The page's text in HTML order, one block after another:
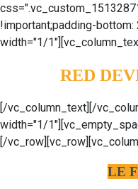
!important;padding-bottom:
width="1/
RED
[/vc_column_text][/
width="1/
[/
LE